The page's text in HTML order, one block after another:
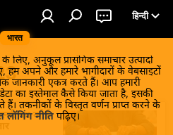
भारत
हिन्दी
के लिए, अनुकूल प्रासंगिक समाचार उत्पादों
हम अपने और हमारे भागीदारों के वेबसाइटों
जानकारी एकत्र करते हैं। आप हमारी
का इस्तेमाल कैसे किया जाता है, इसकी
हैं। तकनीकों के विस्तृत वर्णन प्राप्त करने के
लॉगिंग नीति पढ़िए।
का कोई